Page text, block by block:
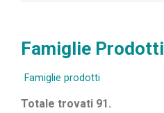
Famiglie Prodotti
Famiglie prodotti
Totale trovati 91.